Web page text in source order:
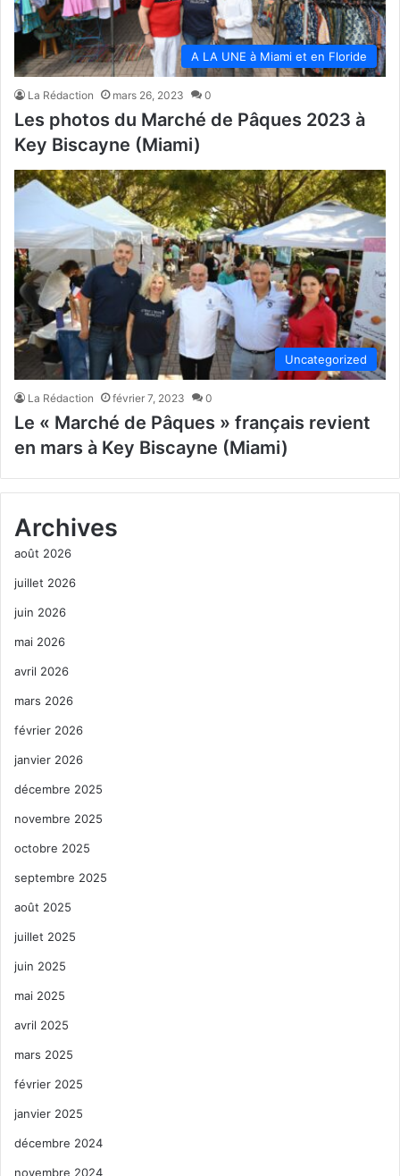
A LA UNE à Miami et en Floride
La Rédaction mars 26, 2023 0
Les photos du Marché de Pâques 2023 à
Key Biscayne (Miami)
Uncategorized
La Rédaction février 7, 2023 0
Le « Marché de Pâques » français revient
en mars à Key Biscayne (Miami)
Archives
août 2026
juillet 2026
juin 2026
mai 2026
avril 2026
mars 2026
février 2026
janvier 2026
décembre 2025
novembre 2025
octobre 2025
septembre 2025
août 2025
juillet 2025
juin 2025
mai 2025
avril 2025
mars 2025
février 2025
janvier 2025
décembre 2024
novembre 2024